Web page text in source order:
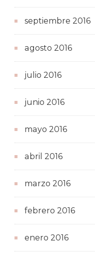
septiembre 2016
agosto 2016
julio 2016
junio 2016
mayo 2016
abril 2016
marzo 2016
febrero 2016
enero 2016